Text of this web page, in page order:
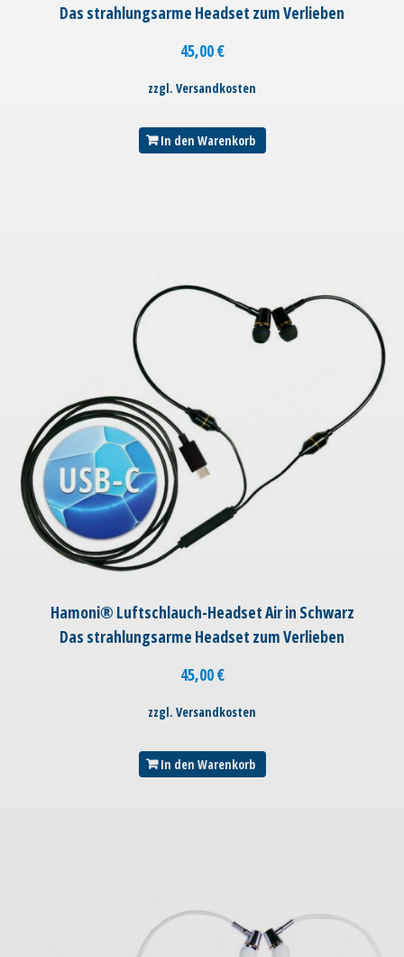
Das strahlungsarme Headset zum Verlieben
45,00€
zzgl. Versandkosten
In den Warenkorb
Hamoni® Luftschlauch-Headset Air in Schwarz
Das strahlungsarme Headset zum Verlieben
45,00€
zzgl. Versandkosten
In den Warenkorb